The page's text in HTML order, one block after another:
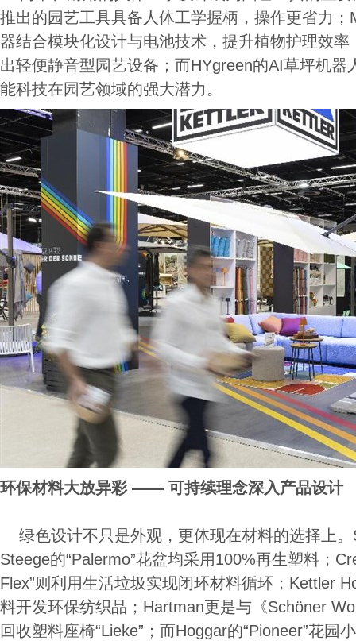
推出的园艺工具具备人体工学握柄，操作更省力；
器结合模块化设计与电池技术，提升植物护理效
出轻便静音型园艺设备；而HYgreen的AI草坪机器
能科技在园艺领域的强大潜力。
环保材料大放异彩 —— 可持续理念深入产品设计
绿色设计不只是外观，更体现在材料的选择上。
Steege的“Palermo”花盆均采用100%再生塑料；
Flex”则利用生活垃圾实现闭环材料循环；Kettler
料开发环保纺织品；Hartman更是与《Schöner
回收塑料座椅“Lieke”；而Hoggar的“Pioneer”花园